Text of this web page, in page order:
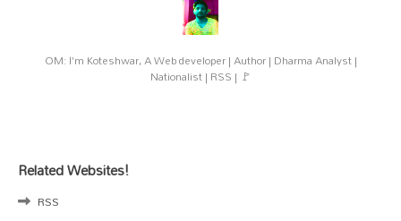
OM: I'm Koteshwar, A Web developer | Author | Dharma Analyst |
Nationalist | RSS | 🚩
Related Websites!
RSS